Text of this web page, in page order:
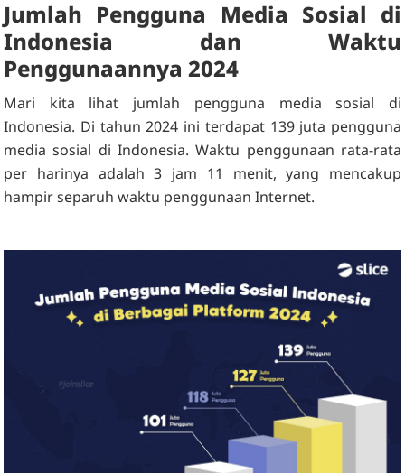
Jumlah Pengguna Media Sosial di
Indonesia dan Waktu
Penggunaannya 2024
Mari kita lihat jumlah pengguna media sosial di
Indonesia. Di tahun 2024 ini terdapat 139 juta pengguna
media sosial di Indonesia. Waktu penggunaan rata-rata
per harinya adalah 3 jam 11 menit, yang mencakup
hampir separuh waktu penggunaan Internet.